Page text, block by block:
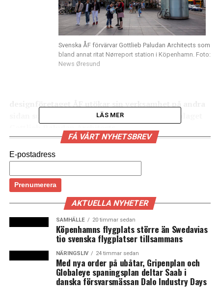
Svenska ÅF förvärvar Gottlieb Paludan Architects som
bland annat ritat Nørreport station i Köpenhamn. Foto:
News Øresund
sidan sundet genom förvärv av det danska bolaget
ÅF har ett uttalat mål att växa inom arkitektur och
design samt att expandera sin verksamhet i Danmark.
Det är bakgrunden till förvärvet av det danska bolaget
Gottlieb Paludan Architects. Affären innebär att
ägarskapet för Gottlieb Paludan Architects övergår till
ÅF medan bolaget fortsätter som självständigt
arkitektföretag. Det uppger Gottlieb Paludan Architects
i ett pressmeddelande. Företaget har 90 anställda med
bas i Köpenhamn och har bland annat ritat Nørreport
station i Köpenhamn och Värtaverket i Stockholm.
– Vi investerar i vårt arkitektur- och designerbjudande
LÄS MER
FÅ VÅRT NYHETSBREV
E-postadress
AKTUELLA NYHETER
SAMHÄLLE 20 timmar sedan
Köpenhamns flygplats större än Swedavias
tio svenska flygplatser tillsammans
NÄRINGSLIV 24 timmar sedan
Med nya order på ubåtar, Gripenplan och
Globaleye spaningsplan deltar Saab i
danska försvarsmässan Dalo Industry Days